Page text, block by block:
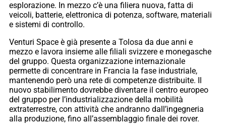
esplorazione. In mezzo c’è una filiera nuova, fatta di
veicoli, batterie, elettronica di potenza, software, materiali
e sistemi di controllo.
Venturi Space è già presente a Tolosa da due anni e
mezzo e lavora insieme alle filiali svizzere e monegasche
del gruppo. Questa organizzazione internazionale
permette di concentrare in Francia la fase industriale,
mantenendo però una rete di competenze distribuite. Il
nuovo stabilimento dovrebbe diventare il centro europeo
del gruppo per l’industrializzazione della mobilità
extraterrestre, con attività che andranno dall’ingegneria
alla produzione, fino all’assemblaggio finale dei rover.